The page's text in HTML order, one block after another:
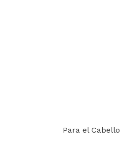
Para el Cabello